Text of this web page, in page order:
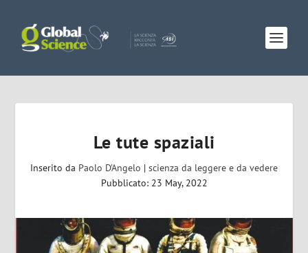
Le tute spaziali
Inserito da Paolo D'Angelo | scienza da leggere e da vedere
Pubblicato: 23 May, 2022